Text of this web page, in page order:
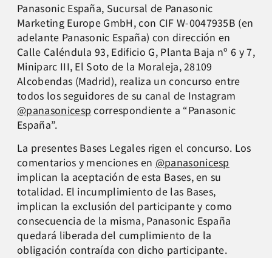
Panasonic España, Sucursal de Panasonic
Marketing Europe GmbH, con CIF W-0047935B (en
adelante Panasonic España) con dirección en
Calle Caléndula 93, Edificio G, Planta Baja nº 6 y 7,
Miniparc III, El Soto de la Moraleja, 28109
Alcobendas (Madrid), realiza un concurso entre
todos los seguidores de su canal de Instagram
@panasonicesp correspondiente a “Panasonic
España”.
La presentes Bases Legales rigen el concurso. Los
comentarios y menciones en @panasonicesp
implican la aceptación de esta Bases, en su
totalidad. El incumplimiento de las Bases,
implican la exclusión del participante y como
consecuencia de la misma, Panasonic España
quedará liberada del cumplimiento de la
obligación contraída con dicho participante.